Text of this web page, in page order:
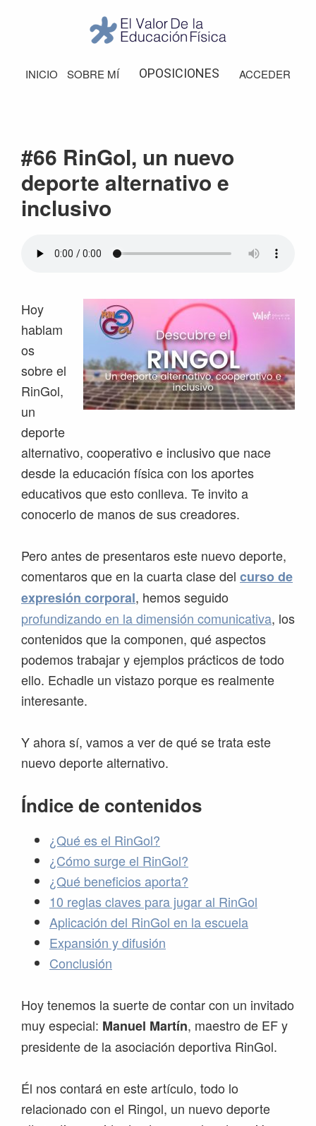
navegación
principal
barra
Valor
de
INICIO SOBRE MÍ OPOSICIONES ACCEDER
#66 RinGol, un nuevo
deporte alternativo e
inclusivo
Hoy
hablam
os
sobre el
RinGol,
un
deporte
alternativo, cooperativo e inclusivo que nace
desde la educación física con los aportes
educativos que esto conlleva. Te invito a
conocerlo de manos de sus creadores.
Pero antes de presentaros este nuevo deporte,
comentaros que en la cuarta clase del curso de
expresión corporal, hemos seguido
profundizando en la dimensión comunicativa, los
contenidos que la componen, qué aspectos
podemos trabajar y ejemplos prácticos de todo
ello. Echadle un vistazo porque es realmente
interesante.
Y ahora sí, vamos a ver de qué se trata este
nuevo deporte alternativo.
Índice de contenidos
¿Qué es el RinGol?
¿Cómo surge el RinGol?
¿Qué beneficios aporta?
10 reglas claves para jugar al RinGol
Aplicación del RinGol en la escuela
Expansión y difusión
Conclusión
Hoy tenemos la suerte de contar con un invitado
muy especial: Manuel Martín, maestro de EF y
presidente de la asociación deportiva RinGol.
Él nos contará en este artículo, todo lo
relacionado con el Ringol, un nuevo deporte